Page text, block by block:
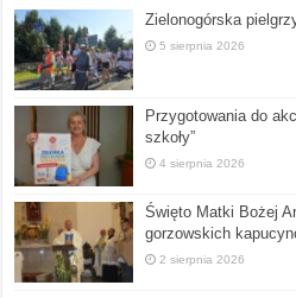
Zielonogórska
5 sierpnia 2026
Przygotowania do
szkoły”
4 sierpnia 2026
Święto Matki Bożej
gorzowskich
2 sierpnia 2026